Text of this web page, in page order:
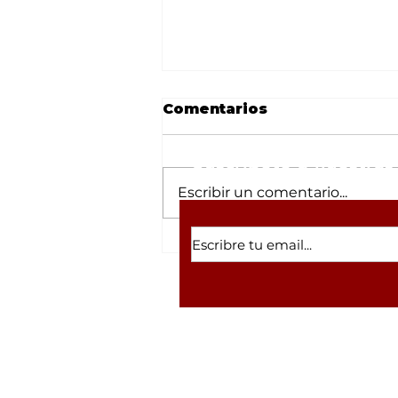
César Gastélum y la
lista de 'influencers'
por supuestos vínculos
Comentarios
Escribir un comentario...
Suscríbete a